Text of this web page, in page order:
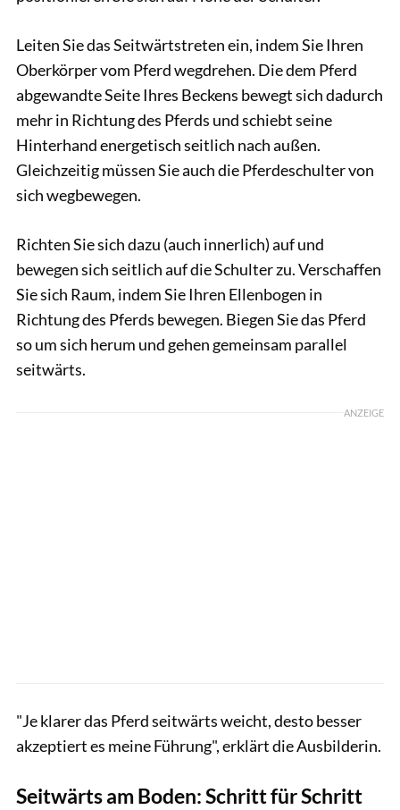
Leiten Sie das Seitwärtstreten ein, indem Sie Ihren
Oberkörper vom Pferd wegdrehen. Die dem Pferd
abgewandte Seite Ihres Beckens bewegt sich dadurch
mehr in Richtung des Pferds und schiebt seine
Hinterhand energetisch seitlich nach außen.
Gleichzeitig müssen Sie auch die Pferdeschulter von
sich wegbewegen.
Richten Sie sich dazu (auch innerlich) auf und
bewegen sich seitlich auf die Schulter zu. Verschaffen
Sie sich Raum, indem Sie Ihren Ellenbogen in
Richtung des Pferds bewegen. Biegen Sie das Pferd
so um sich herum und gehen gemeinsam parallel
seitwärts.
ANZEIGE
"Je klarer das Pferd seitwärts weicht, desto besser
akzeptiert es meine Führung", erklärt die Ausbilderin.
Seitwärts am Boden: Schritt für Schritt